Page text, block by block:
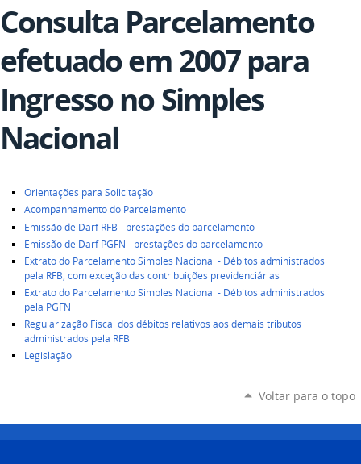
Consulta Parcelamento
efetuado em 2007 para
Ingresso no Simples
Nacional
Orientações para Solicitação
Acompanhamento do Parcelamento
Emissão de Darf RFB - prestações do parcelamento
Emissão de Darf PGFN - prestações do parcelamento
Extrato do Parcelamento Simples Nacional - Débitos administrados
pela RFB, com exceção das contribuições previdenciárias
Extrato do Parcelamento Simples Nacional - Débitos administrados
pela PGFN
Regularização Fiscal dos débitos relativos aos demais tributos
administrados pela RFB
Legislação
Voltar para o topo